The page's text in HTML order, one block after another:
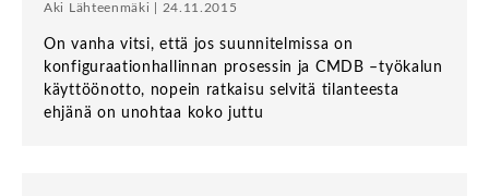
Aki Lähteenmäki | 24.11.2015
On vanha vitsi, että jos suunnitelmissa on
konfiguraationhallinnan prosessin ja CMDB –työkalun
käyttöönotto, nopein ratkaisu selvitä tilanteesta
ehjänä on unohtaa koko juttu